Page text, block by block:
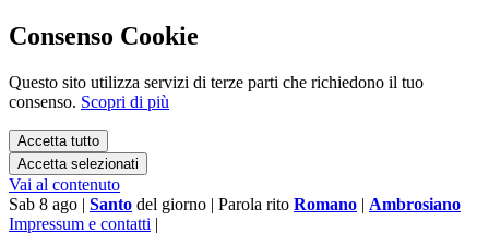
Consenso Cookie
Questo sito utilizza servizi di terze parti che richiedono il tuo
consenso. Scopri di più
Accetta tutto
Accetta selezionati
Vai al contenuto
Sab 8 ago | Santo del giorno | Parola rito Romano | Ambrosiano
Impressum e contatti |